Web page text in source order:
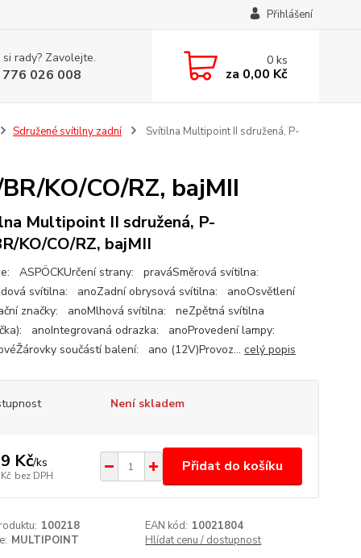
Přihlášení
rady? Zavolejte.
026 008
0ks
za 0,00 Kč
Sdružené svítilny zadní Svítilna Multipoint II sdružená, P-
KO/CO/RZ, bajMII
Multipoint II sdružená, P-
KO/CO/RZ, bajMII
ASPÖCKUrčení strany: praváSměrová svítilna:
svítilna: anoZadní obrysová svítilna: anoOsvětlení
značky: anoMlhová svítilna: neZpětná svítilna
anoIntegrovaná odrazka: anoProvedení lampy:
součástí balení: ano (12V)Provoz... celý popis
Není skladem
Kč/ks
bez DPH
Přidat do košíku
100218 EAN kód: 10021804
MULTIPOINT Hlídat cenu / dostupnost